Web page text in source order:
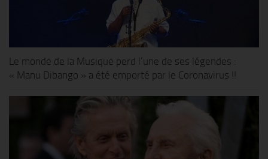
Le monde de la Musique perd l’une de ses légendes :
« Manu Dibango » a été emporté par le Coronavirus !!